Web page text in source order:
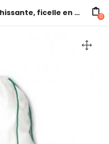
Sac a dos bande reflechissante, ficelle en couleurs 0